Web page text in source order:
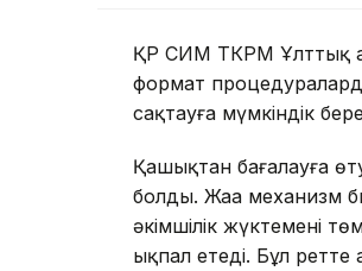
ҚР СИМ ТКРМ Ұлттық
формат
сақтауға мүмкіндік
Қашықтан бағалауға
болды. Жаңа механизм
әкімшілік жүктемені
ықпал етеді. Бұл ретте